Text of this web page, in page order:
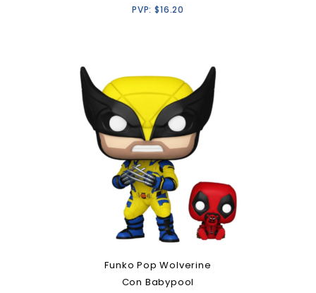
PVP:$16.20
Funko Pop Wolverine
Con Babypool